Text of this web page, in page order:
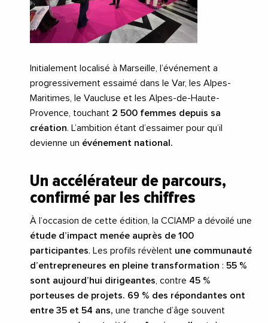
Initialement localisé à Marseille, l’événement a
progressivement essaimé dans le Var, les Alpes-
Maritimes, le Vaucluse et les Alpes-de-Haute-
Provence, touchant 2 500 femmes depuis sa
création. L’ambition étant d’essaimer pour qu’il
devienne un événement national.
Un accélérateur de parcours,
confirmé par les chiffres
À l’occasion de cette édition, la CCIAMP a dévoilé une
étude d’impact menée auprès de 100
participantes. Les profils révèlent une communauté
d’entrepreneures en pleine transformation : 55 %
sont aujourd’hui dirigeantes, contre 45 %
porteuses de projets. 69 % des répondantes ont
entre 35 et 54 ans, une tranche d’âge souvent